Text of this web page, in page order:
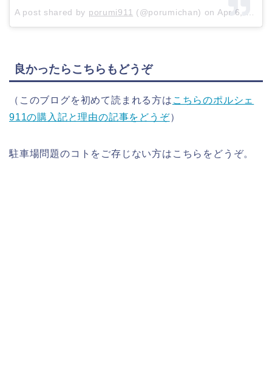
A post shared by porumi911 (@porumichan) on Apr 6, 2017 at 8:59pm PDT
良かったらこちらもどうぞ
（このブログを初めて読まれる方は こちらのポルシェ
911の購入記と理由の記事をどうぞ）
駐車場問題のコトをご存じない方はこちらをどうぞ。